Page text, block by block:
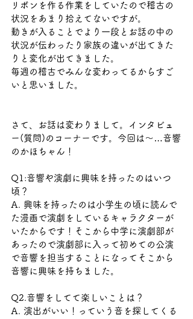
リボンを作る作業をしていたので稽古の
状況をあまり拾えてないですが。
動きが入ることでより一段とお話の中の
状況が伝わったり家族の違いが出てきた
りと変化が出てきました。
毎週の稽古でみんな変わってるからすご
いと思いました。
さて、お話は変わりまして。インタビュ
ー(質問)のコーナーです。今回は〜…音響
のかほちゃん！
Q1:音響や演劇に興味を持ったのはいつ
頃？
A. 興味を持ったのは小学生の頃に読んで
た漫画で演劇をしているキャラクターが
いたからです！そこから中学に演劇部が
あったので演劇部に入って初めての公演
で音響を担当することになってそこから
音響に興味を持ちました。
Q2.音響をしてて楽しいことは？
A. 演出がいい！っていう音を探してくる